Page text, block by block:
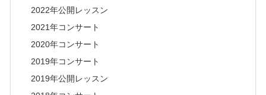
2022年公開レッスン
2021年コンサート
2020年コンサート
2019年コンサート
2019年公開レッスン